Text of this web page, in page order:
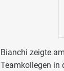
Bianchi zeigte
Teamkollegen in